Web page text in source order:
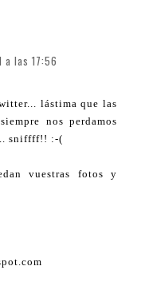
a las 17:56
lástima que las
nos perdamos
sniffff!! :-(
vuestras fotos y